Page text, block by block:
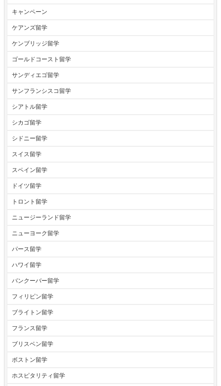
キャンペーン
ケアンズ留学
ケンブリッジ留学
ゴールドコースト留学
サンディエゴ留学
サンフランシスコ留学
シアトル留学
シカゴ留学
シドニー留学
スイス留学
スペイン留学
ドイツ留学
トロント留学
ニュージーランド留学
ニューヨーク留学
パース留学
ハワイ留学
バンクーバー留学
フィリピン留学
ブライトン留学
フランス留学
ブリスベン留学
ボストン留学
ホスピタリティ留学